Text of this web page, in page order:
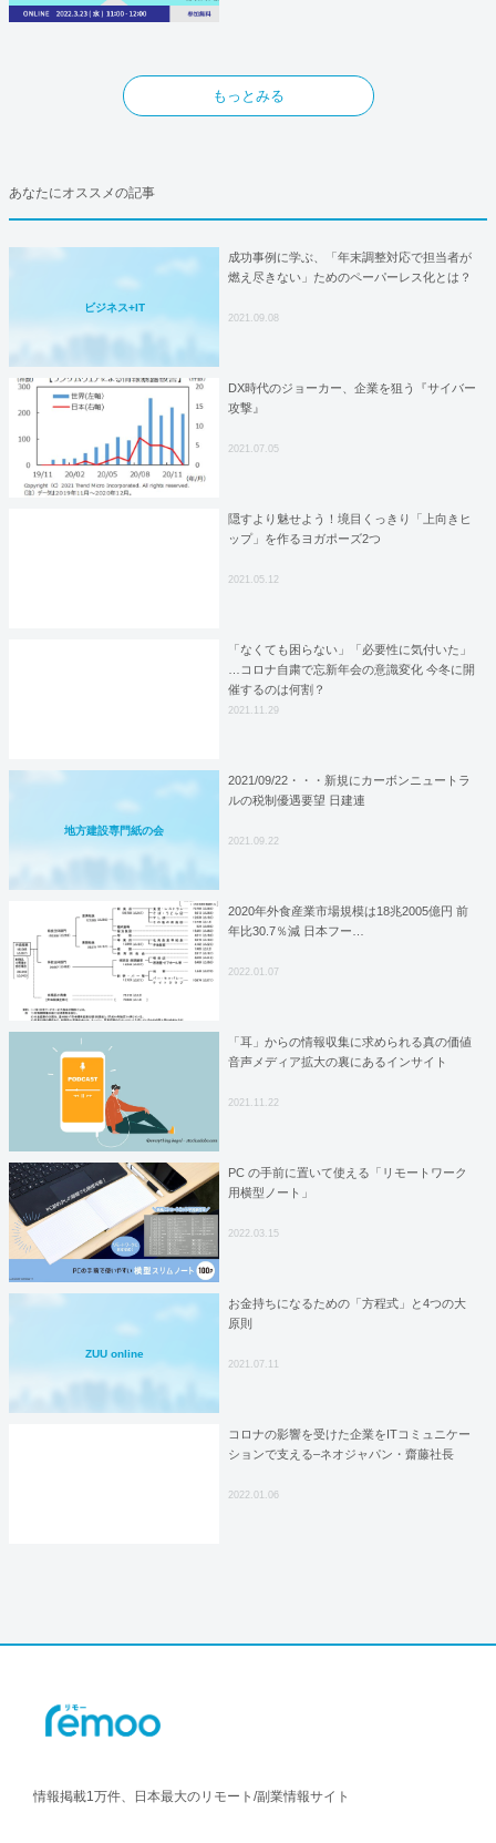
もっとみる
あなたにオススメの記事
ビジネス+IT
成功事例に学ぶ、「年末調整対応で担当者が
燃え尽きない」ためのペーパーレス化とは？
2021.09.08
DX時代のジョーカー、企業を狙う『サイバー
攻撃』
2021.07.05
隠すより魅せよう！境目くっきり「上向きヒ
ップ」を作るヨガポーズ2つ
2021.05.12
「なくても困らない」「必要性に気付いた」
…コロナ自粛で忘新年会の意識変化 今冬に開
催するのは何割？
2021.11.29
地方建設専門紙の会
2021/09/22・・・新規にカーボンニュートラ
ルの税制優遇要望 日建連
2021.09.22
2020年外食産業市場規模は18兆2005億円 前
年比30.7％減 日本フー…
2022.01.07
「耳」からの情報収集に求められる真の価値
音声メディア拡大の裏にあるインサイト
2021.11.22
PC の手前に置いて使える「リモートワーク
用横型ノート」
2022.03.15
ZUU online
お金持ちになるための「方程式」と4つの大
原則
2021.07.11
コロナの影響を受けた企業をITコミュニケー
ションで支える–ネオジャパン・齋藤社長
2022.01.06
情報掲載1万件、日本最大のリモート/副業情報サイト